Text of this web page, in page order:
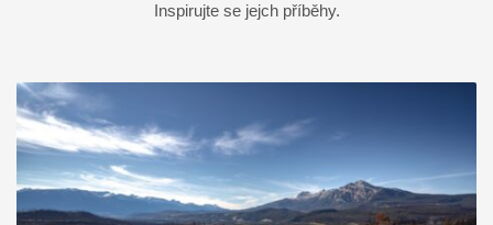
Inspirujte se jejch příběhy.